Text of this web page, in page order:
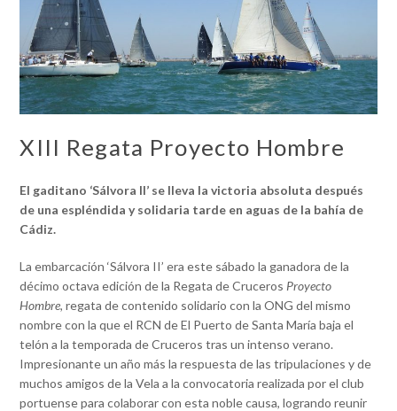
XIII Regata Proyecto Hombre
El gaditano ‘Sálvora II’ se lleva la victoria absoluta después
de una espléndida y solidaria tarde en aguas de la bahía de
Cádiz.
La embarcación ‘Sálvora II’ era este sábado la ganadora de la
décimo octava edición de la Regata de Cruceros Proyecto
Hombre, regata de contenido solidario con la ONG del mismo
nombre con la que el RCN de El Puerto de Santa María baja el
telón a la temporada de Cruceros tras un intenso verano.
Impresionante un año más la respuesta de las tripulaciones y de
muchos amigos de la Vela a la convocatoria realizada por el club
portuense para colaborar con esta noble causa, logrando reunir